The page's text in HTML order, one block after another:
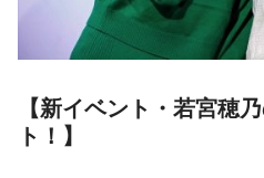
【新イベント・若宮穂
ト！】